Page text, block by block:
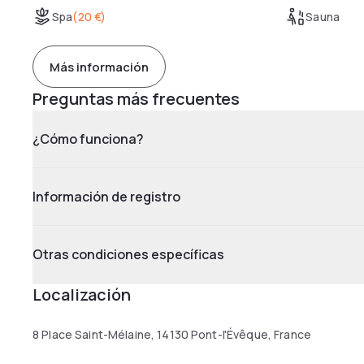
Spa(20 €) Sauna
Más información
Preguntas más frecuentes
¿Cómo funciona?
Información de registro
Otras condiciones específicas
Localización
8 Place Saint-Mélaine, 14130 Pont-l'Évêque, France